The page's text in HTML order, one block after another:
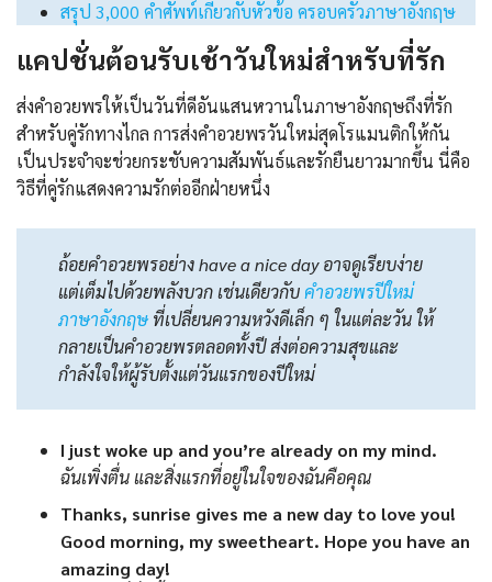
สรุป 3,000 คำศัพท์เกี่ยวกับหัวข้อ ครอบครัวภาษาอังกฤษ
แคปชั่นต้อนรับเช้าวันใหม่สำหรับที่รัก
ส่งคำอวยพรให้เป็นวันที่ดีอันแสนหวานในภาษาอังกฤษถึงที่รัก
สำหรับคู่รักทางไกล การส่งคำอวยพรวันใหม่สุดโรแมนติกให้กัน
เป็นประจำจะช่วยกระชับความสัมพันธ์และรักยืนยาวมากขึ้น นี่คือ
วิธีที่คู่รักแสดงความรักต่ออีกฝ่ายหนึ่ง
ถ้อยคำอวยพรอย่าง have a nice day อาจดูเรียบง่าย
แต่เต็มไปด้วยพลังบวก เช่นเดียวกับ คําอวยพรปีใหม่
ภาษาอังกฤษที่เปลี่ยนความหวังดีเล็ก ๆ ในแต่ละวัน ให้
กลายเป็นคำอวยพรตลอดทั้งปี ส่งต่อความสุขและ
กำลังใจให้ผู้รับตั้งแต่วันแรกของปีใหม่
I just woke up and you’re already on my mind.
ฉันเพิ่งตื่น และสิ่งแรกที่อยู่ในใจของฉันคือคุณ
Thanks, sunrise gives me a new day to love you!
Good morning, my sweetheart. Hope you have an
amazing day!